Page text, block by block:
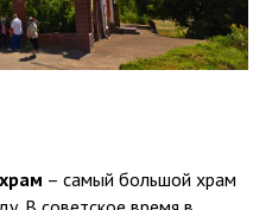
– самый большой храм